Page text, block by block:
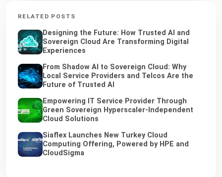
RELATED POSTS
Designing the Future: How Trusted AI and
Sovereign Cloud Are Transforming Digital
Experiences
From Shadow AI to Sovereign Cloud: Why
Local Service Providers and Telcos Are the
Future of Trusted AI
Empowering IT Service Provider Through
Green Sovereign Hyperscaler-Independent
Cloud Solutions
Siaflex Launches New Turkey Cloud
Computing Offering, Powered by HPE and
CloudSigma